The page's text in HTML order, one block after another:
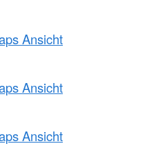
Ansicht
Ansicht
Ansicht